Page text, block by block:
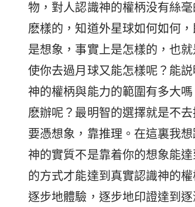
物，對人認識神的權柄没有絲
麽樣的，知道外星球如何如何
是想象，事實上是怎樣的，也
使你去過月球又能怎樣呢？能
神的權柄與能力的範圍有多大
麽辦呢？最明智的選擇就是不
要憑想象，靠推理。在這裏我
神的實質不是靠着你的想象能
的方式才能達到真實認識神的
逐步地體驗，逐步地印證達到